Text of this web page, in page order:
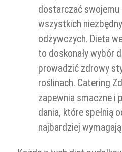
dostarczać
wszystkich
odżywczych. Dieta
to doskonały wybór
prowadzić zdrowy
roślinach. Catering
zapewnia smaczne i
dania, które spełnią
najbardziej